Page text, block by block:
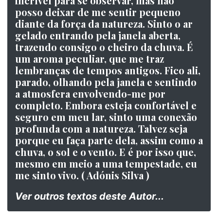
posso deixar de me sentir pequeno
diante da força da natureza. Sinto o ar
gelado entrando pela janela aberta,
trazendo consigo o cheiro da chuva. É
um aroma peculiar, que me traz
lembranças de tempos antigos. Fico ali,
parado, olhando pela janela e sentindo
a atmosfera envolvendo-me por
completo. Embora esteja confortável e
seguro em meu lar, sinto uma conexão
profunda com a natureza. Talvez seja
porque eu faça parte dela, assim como a
chuva, o sol e o vento. E é por isso que,
mesmo em meio a uma tempestade, eu
me sinto vivo. ( Adónis Silva )
Ver outros textos deste Autor...